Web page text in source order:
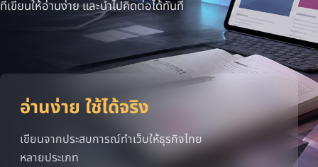
ที่เขียนให้อ่านง่าย และนำไปคิดต่อได้ทันที
อ่านง่าย ใช้ได้จริง
เขียนจากประสบการณ์ทำเว็บให้ธุรกิจไทย
หลายประเภท